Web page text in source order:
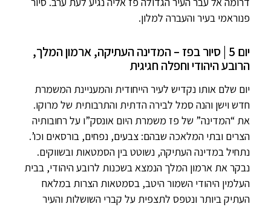
פנוראמי בעיר והעברה למלון.
יום 5 | סיור בפז – המדינה העתיקה, ארמון המלך,
הרובע היהודי וחפלה חגיגית
יום שלם אותו נקדיש לעיר הייחודית והמעניינת המשמרת
חדש וישן והנה סמל לבירה הדתית והתרבותית של מרוקו.
את “המדינה” של פז משמרת היום אונסק”ו על רחובותיה
הצרים ובתי המלאכה שבהם: צבעים, נפחים, בורסאים וכו’.
נתחיל במדינה העתיקה, נשוטט בין הסמטאות ובשווקים.
נבקר את ארמון המלך הנמצא בשכנות לרובע היהודי, בבית
העלמין היהודי השמור היטב, בסמטאות הצרות במלאח
העתיק ביותר ונטפס לתצפית על קברי השושלות והעיר